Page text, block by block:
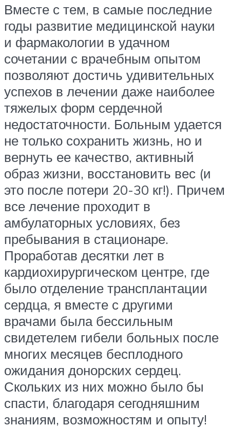
Вместе с тем, в самые последние
годы развитие медицинской науки
и фармакологии в удачном
сочетании с врачебным опытом
позволяют достичь удивительных
успехов в лечении даже наиболее
тяжелых форм сердечной
недостаточности. Больным удается
не только сохранить жизнь, но и
вернуть ее качество, активный
образ жизни, восстановить вес (и
это после потери 20-30 кг!). Причем
все лечение проходит в
амбулаторных условиях, без
пребывания в стационаре.
Проработав десятки лет в
кардиохирургическом центре, где
было отделение трансплантации
сердца, я вместе с другими
врачами была бессильным
свидетелем гибели больных после
многих месяцев бесплодного
ожидания донорских сердец.
Скольких из них можно было бы
спасти, благодаря сегодняшним
знаниям, возможностям и опыту!